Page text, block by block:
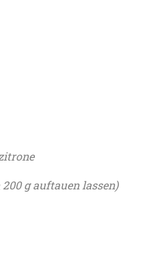
g auftauen lassen)